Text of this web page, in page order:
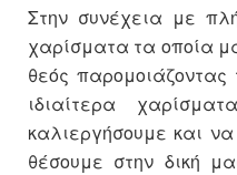
Στην συνέχεια με
χαρίσματα τα οποία
θεός
ιδιαίτερα
καλιεργήσουμε και
θέσουμε στην δική